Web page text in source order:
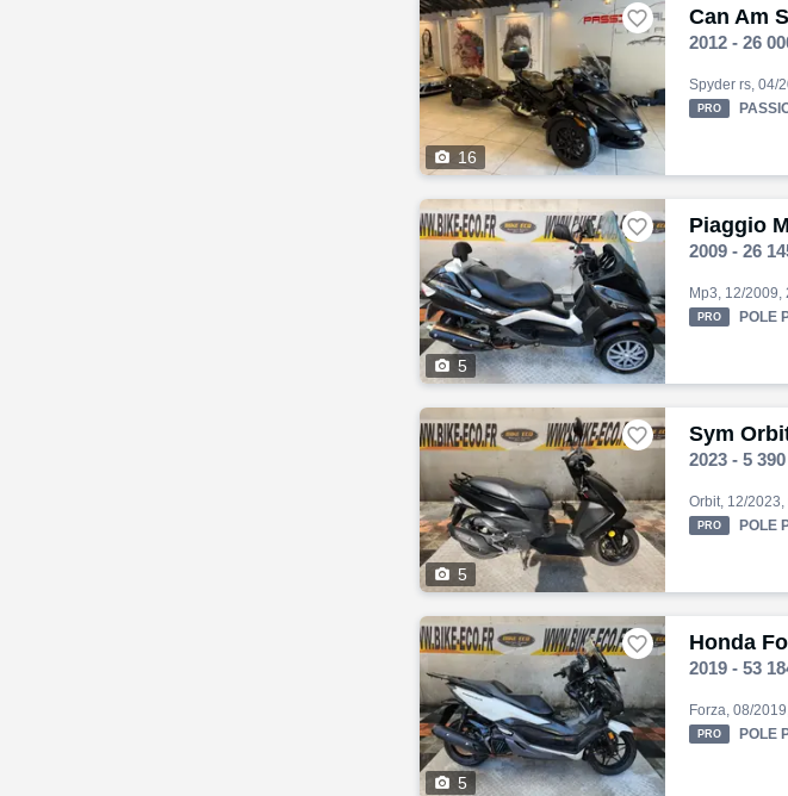
 16
Can Am

2012 - 26
PRO
 5
Piaggio

2009 - 26
PRO POLE
 5
Sym

2023 - 5
PRO POLE
 5
Honda

2019 - 53
PRO POLE